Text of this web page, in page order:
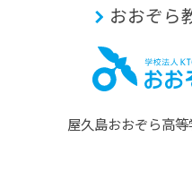
おおぞら
屋久島おおぞら⾼等